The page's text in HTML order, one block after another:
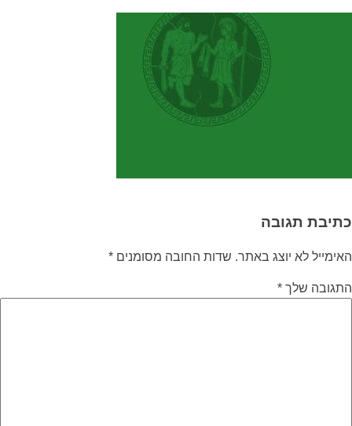
כתיבת תגובה
האימייל לא יוצג באתר. שדות החובה מסומנים *
התגובה שלך *